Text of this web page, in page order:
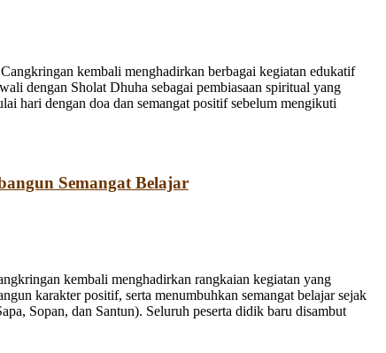
kembali menghadirkan berbagai kegiatan edukatif
dengan Sholat Dhuha sebagai pembiasaan spiritual yang
hari dengan doa dan semangat positif sebelum mengikuti
Semangat Belajar
kembali menghadirkan rangkaian kegiatan yang
karakter positif, serta menumbuhkan semangat belajar sejak
Sopan, dan Santun). Seluruh peserta didik baru disambut